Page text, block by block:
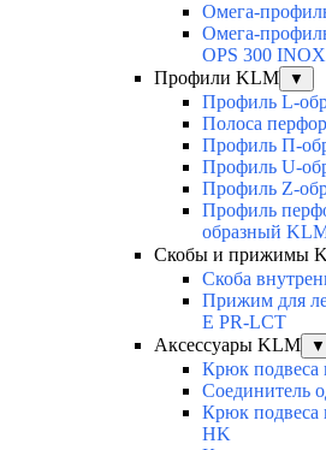
Омега-
Омега-
OPS 300 INOX
Профили KLM
▼
Профиль L-
Полоса
Профиль П-
Профиль U-
Профиль Z-
Профиль
образный
Скобы и прижимы
Скоба
Прижим для
E PR-LCT
Аксессуары KLM
▼
Крюк
Соединитель
Крюк
HK